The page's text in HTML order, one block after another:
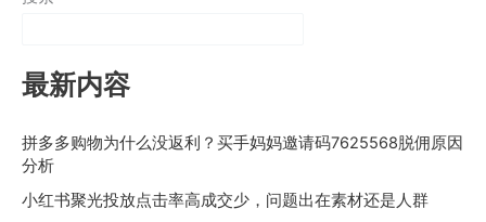
最新内容
拼多多购物为什么没返利？买手妈妈邀请码7625568脱佣原因
分析
小红书聚光投放点击率高成交少，问题出在素材还是人群